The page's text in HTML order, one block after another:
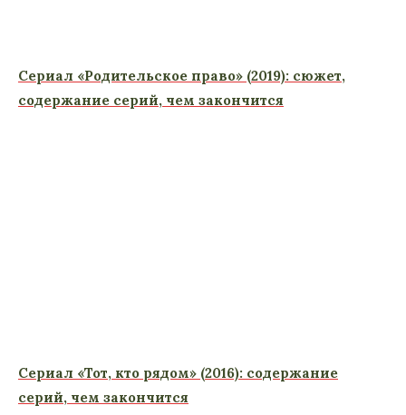
Сериал «Родительское право» (2019): сюжет,
содержание серий, чем закончится
Сериал «Тот, кто рядом» (2016): содержание
серий, чем закончится